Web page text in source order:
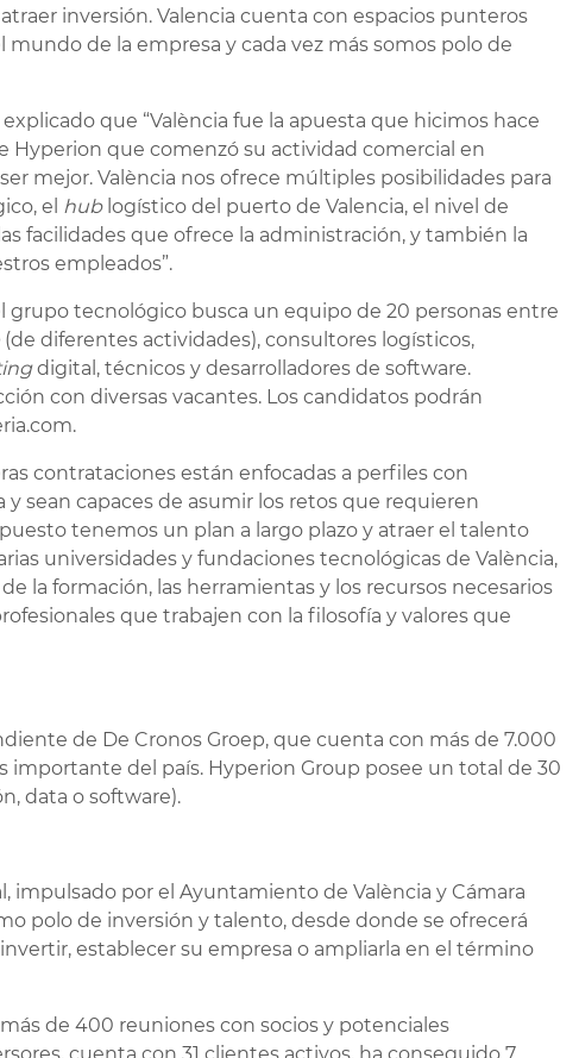
inversión. Valencia cuenta con espacios punteros
de la empresa y cada vez más somos polo de
que “València fue la apuesta que hicimos hace
que comenzó su actividad comercial en
mejor. València nos ofrece múltiples posibilidades para
el hublogístico del puerto de Valencia, el nivel de
facilidades que ofrece la administración, y también la
empleados”.
grupo tecnológico busca un equipo de 20 personas entre
(de diferentes actividades), consultores logísticos,
digital, técnicos y desarrolladores de software.
con diversas vacantes. Los candidatos podrán
contrataciones están enfocadas a perfiles con
sean capaces de asumir los retos que requieren
tenemos un plan a largo plazo y atraer el talento
universidades y fundaciones tecnológicas de València,
la formación, las herramientas y los recursos necesarios
que trabajen con la filosofía y valores que
de De Cronos Groep, que cuenta con más de 7.000
importante del país. Hyperion Group posee un total de 30
data o software).
impulsado por el Ayuntamiento de València y Cámara
polo de inversión y talento, desde donde se ofrecerá
establecer su empresa o ampliarla en el término
de 400 reuniones con socios y potenciales
cuenta con 31 clientes activos, ha conseguido 7